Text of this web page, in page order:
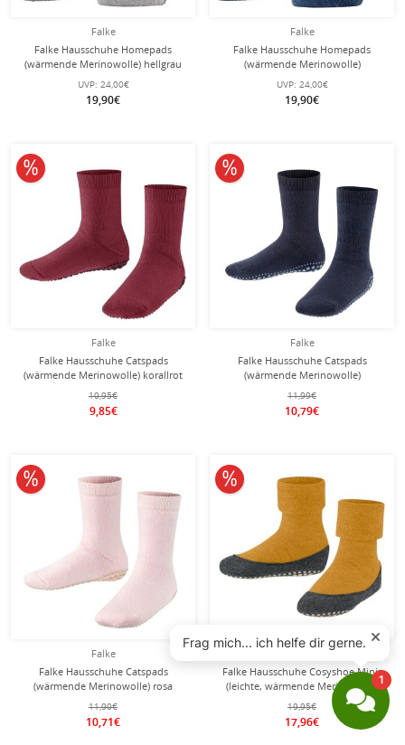
Falke
Falke Hausschuhe Homepads
(wärmende Merinowolle) hellgrau
Herren
UVP: 24,00€
19,90€
Falke
Falke Hausschuhe Homepads
(wärmende Merinowolle)
dunkelblau Herren
UVP: 24,00€
19,90€
Falke
Falke Hausschuhe Catspads
(wärmende Merinowolle) korallrot
Kinder
10,95€
9,85€
10% reduziert
Falke
Falke Hausschuhe Catspads
(wärmende Merinowolle)
marineblau Kinder
11,99€
10,79€
10% reduziert
Falke
Falke Hausschuhe Catspads
(wärmende Merinowolle) rosa
Kinder
11,90€
10,71€
10% reduziert
Falke Hausschuhe Cosyshoe Minis
(leichte, wärmende Merinowolle)
gelb/grau Kinder
19,95€
17,96€
10% reduziert